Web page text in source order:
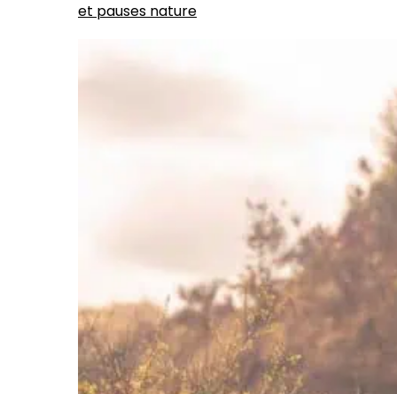
et pauses nature